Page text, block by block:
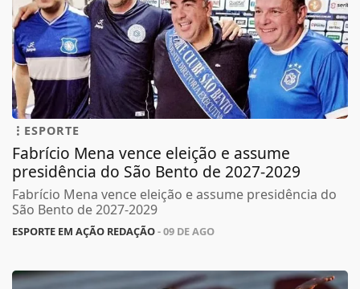
ESPORTE
Fabrício Mena vence eleição e assume
presidência do São Bento de 2027-2029
Fabrício Mena vence eleição e assume presidência do
São Bento de 2027-2029
ESPORTE EM AÇÃO REDAÇÃO- 09 DE AGO